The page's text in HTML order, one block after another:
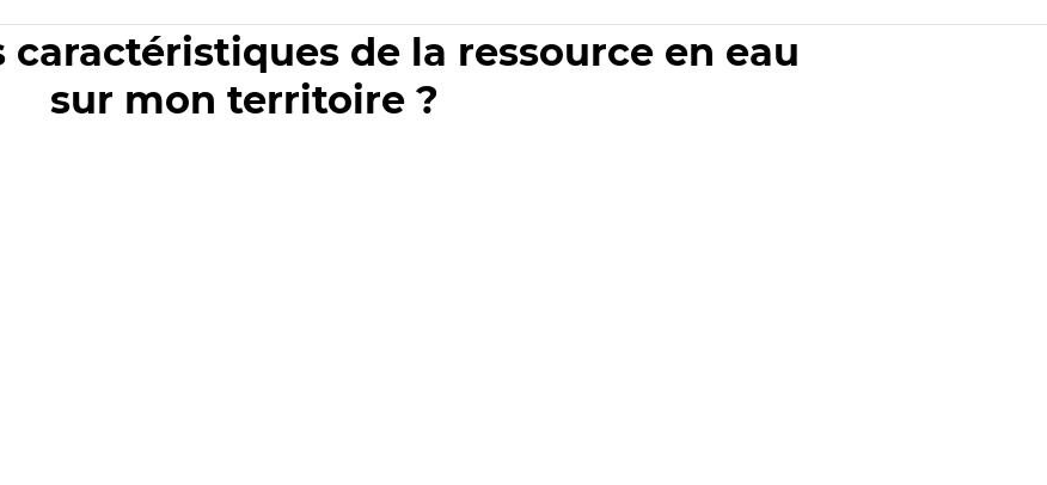
caractéristiques de la ressource en eau
sur mon territoire ?